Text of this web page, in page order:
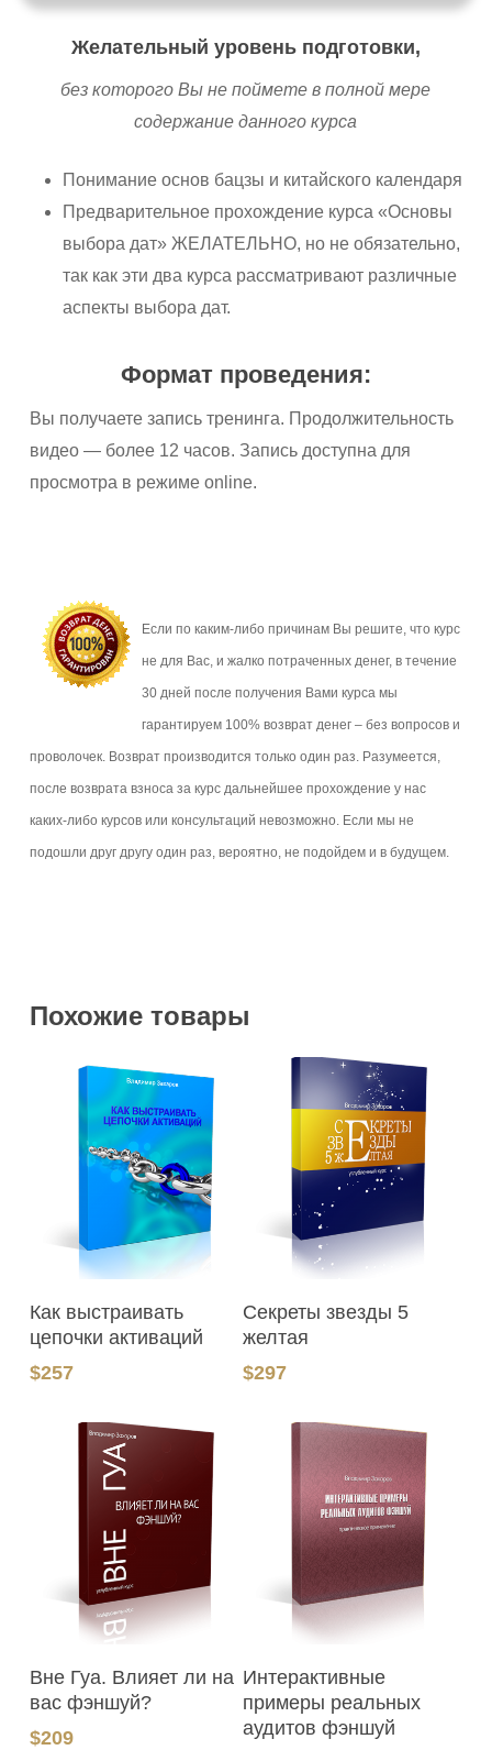
Желательный уровень подготовки,
без которого Вы не поймете в полной мере
содержание данного курса
Понимание основ бацзы и китайского календаря
Предварительное прохождение курса «Основы
выбора дат» ЖЕЛАТЕЛЬНО, но не обязательно,
так как эти два курса рассматривают различные
аспекты выбора дат.
Формат проведения:
Вы получаете запись тренинга. Продолжительность
видео — более 12 часов. Запись доступна для
просмотра в режиме online.
Если по каким-либо причинам Вы решите, что курс
не для Вас, и жалко потраченных денег, в течение
30 дней после получения Вами курса мы
гарантируем 100% возврат денег – без вопросов и
проволочек. Возврат производится только один раз. Разумеется,
после возврата взноса за курс дальнейшее прохождение у нас
каких-либо курсов или консультаций невозможно. Если мы не
подошли друг другу один раз, вероятно, не подойдем и в будущем.
Похожие товары
Как выстраивать
цепочки активаций
$257
Секреты звезды 5
желтая
$297
Вне Гуа. Влияет ли на
вас фэншуй?
$209
Интерактивные
примеры реальных
аудитов фэншуй